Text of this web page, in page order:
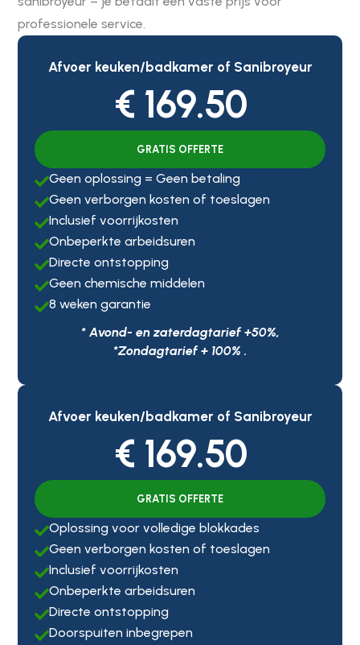
professionele service.
Afvoer keuken/badkamer of Sanibroyeur
€ 169.50
GRATIS OFFERTE
Geen oplossing = Geen betaling
Geen verborgen kosten of toeslagen
Inclusief voorrijkosten
Onbeperkte arbeidsuren
Directe ontstopping
Geen chemische middelen
8 weken garantie
* Avond- en zaterdagtarief +50%,
*Zondagtarief + 100% .
Afvoer keuken/badkamer of Sanibroyeur
€ 169.50
GRATIS OFFERTE
Oplossing voor volledige blokkades
Geen verborgen kosten of toeslagen
Inclusief voorrijkosten
Onbeperkte arbeidsuren
Directe ontstopping
Doorspuiten inbegrepen